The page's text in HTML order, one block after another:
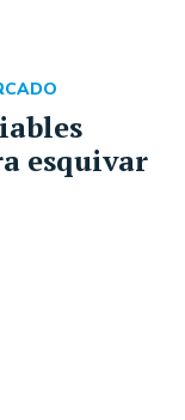
esquivar